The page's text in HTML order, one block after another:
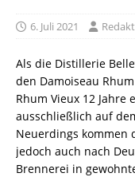
6. Juli 2021
Als die Distillerie
den Damoiseau
Rhum Vieux 12
ausschließlich auf
Neuerdings kommen
jedoch auch nach
Brennerei in